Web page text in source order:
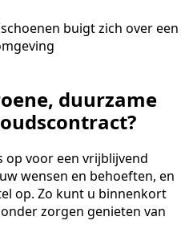
duurzame
op voor een vrijblijvend
wensen en behoeften, en
op. Zo kunt u binnenkort
zorgen genieten van